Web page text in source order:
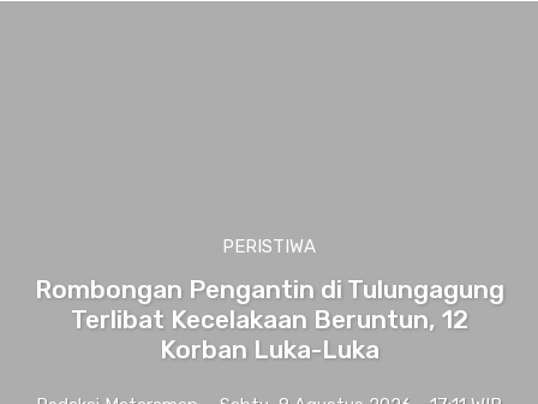
PERISTIWA
Rombongan Pengantin di Tulungagung
Terlibat Kecelakaan Beruntun, 12
Korban Luka-Luka